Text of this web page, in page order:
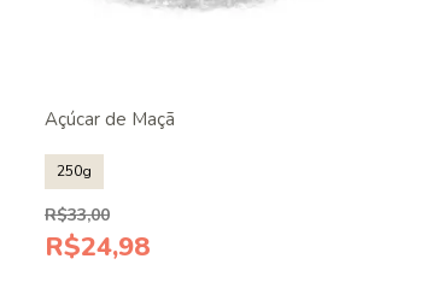
Açúcar de Maçã
250g
R$33,00
R$24,98